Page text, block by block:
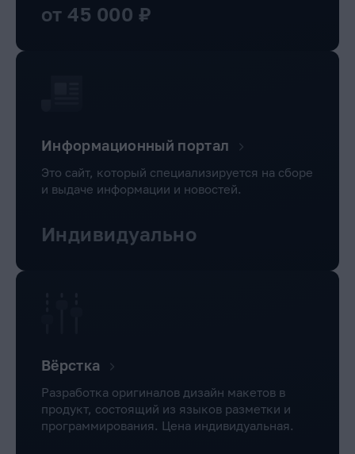
от 45 000 ₽
Информационный портал
Это сайт, который специализируется на сборе
и выдаче информации и новостей.
Индивидуально
Вёрстка
Разработка оригиналов дизайн макетов в
продукт, состоящий из языков разметки и
программирования. Цена индивидуальная.